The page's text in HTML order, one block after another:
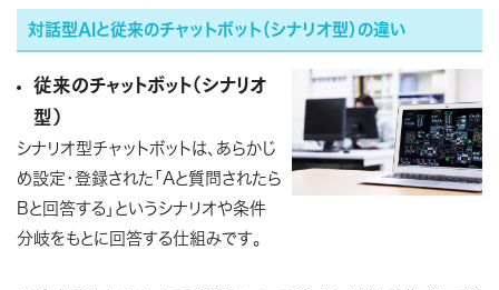
対話型AIと従来のチャットボット（シナリオ型）の違い
従来のチャットボット（シナリオ
型）
シナリオ型チャットボットは、あらかじ
め設定・登録された「Aと質問されたら
Bと回答する」というシナリオや条件
分岐をもとに回答する仕組みです。